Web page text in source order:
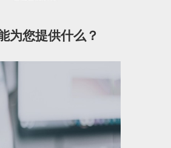
为您提供什么？